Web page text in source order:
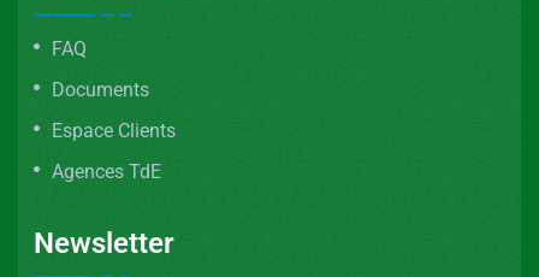
FAQ
Documents
Espace Clients
Agences TdE
Newsletter